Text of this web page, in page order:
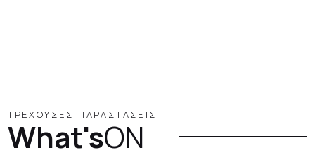
ΤΡΕΧΟΥΣΕΣ ΠΑΡΑΣΤΑΣΕΙΣ
What'sON